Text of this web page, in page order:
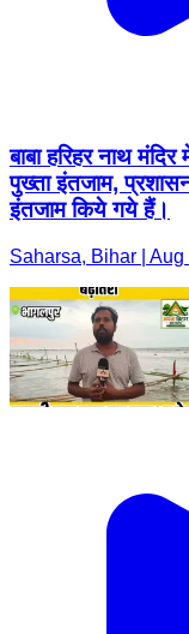
बाबा हरिहर नाथ
पुख्ता इंतजाम,
इंतजाम किये गये हैं।
Saharsa, Bihar | Aug